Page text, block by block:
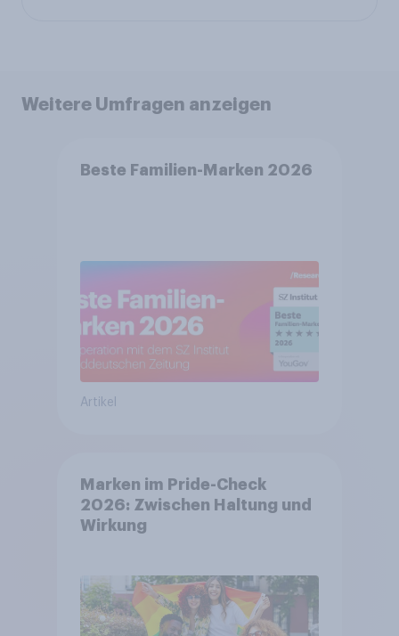
Weitere Umfragen anzeigen
Beste Familien-Marken 2026
Artikel
Marken im Pride-Check
2026: Zwischen Haltung und
Wirkung